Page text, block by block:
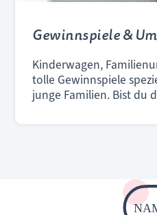
Gewinnspiele &
Kinderwagen,
tolle Gewinnspiele
junge Familien. Bist du